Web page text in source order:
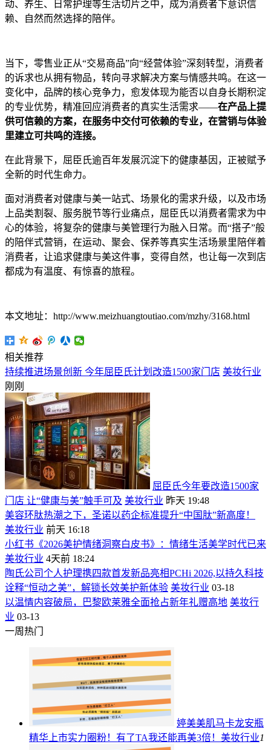
动、养生、日常护理等生活切片之中，成为消费者下意识信
赖、自然而然选择的陪伴。
当下，零售业正从“交易商品”向“经营体验”深刻转型，消费者
的诉求也从拥有物品，转向寻求解决方案与情感共鸣。在这一
变化中，品牌的核心竞争力，愈发体现为能否以自身长期积淀
的专业优势，精准回应消费者的真实生活需求——在产品上提
供可信赖的方案，在服务中交付可依赖的专业，在营销与体验
里建立可共鸣的连接。
在此背景下，屈臣氏逾百年发展沉淀下的健康基因，正被赋予
全新的时代生命力。
面对消费者对健康与美一站式、场景化的需求升级，以及市场
上品类割裂、服务脱节等行业痛点，屈臣氏以消费者需求为中
心的体验，将复杂的健康与美管理行为融入日常。而“搭子”般
的陪伴式营销，在运动、聚会、保养等真实生活场景里陪伴着
消费者，让追求健康与美这件事，变得自然，也让每一次到店
都成为有温度、有惊喜的旅程。
本文地址：http://www.meizhuangtoutiao.com/mzhy/3168.html
相关推荐
持续推进场景创新 今年屈臣氏计划改造1500家门店 美妆行业
刚刚
屈臣氏今年要改造1500家
门店 让“健康与美”触手可及 美妆行业 昨天 19:48
美容环肽热潮之下，圣诺以药企标准提升“中国肽”新高度！
美妆行业 前天 16:18
小红书《2026美护情绪洞察白皮书》：情绪生活美学时代已来
美妆行业 4天前 18:24
陶氏公司个人护理携四款首发新品亮相PCHi 2026,以持久科技
诠释“恒动之美”，解锁长效美护新体验 美妆行业 03-18
以温情内容破局，巴黎欧莱雅全面抢占新年礼赠高地 美妆行
业 03-13
一周热门
婷美美肌马卡龙安瓶
精华上市实力圈粉！有了TA我还能再美3倍！ 美妆行业1